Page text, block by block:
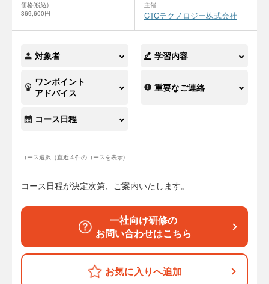
価格(税込)
369,600円
主催
CTCテクノロジー株式会社
対象者 学習内容
ワンポイント
アドバイス
重要なご連絡
コース日程
コース選択（直近４件のコースを表示)
コース日程が決定次第、ご案内いたします。
一社向け研修の
お問い合わせはこちら
お気に入りへ追加